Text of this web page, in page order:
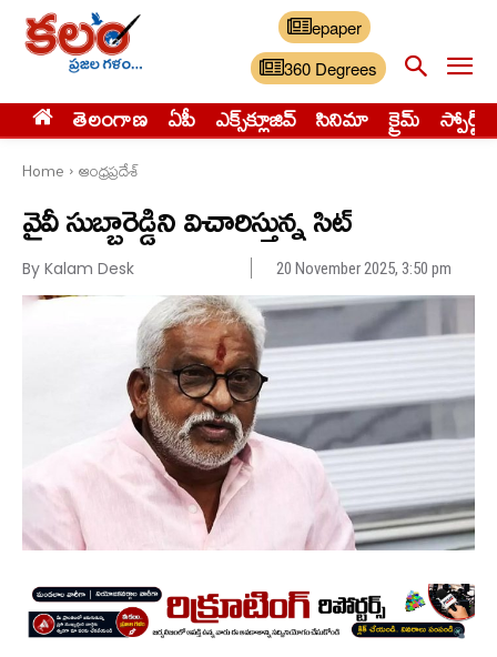
epaper
360 Degrees
తెలంగాణ ఏపీ ఎక్స్‌క్లూజివ్‌ సినిమా క్రైమ్ స్పోర్ట్స్
Home ఆంధ్రప్రదేశ్
వైవీ సుబ్బారెడ్డిని విచారిస్తున్న సిట్
By Kalam Desk 20 November 2025, 3:50 pm